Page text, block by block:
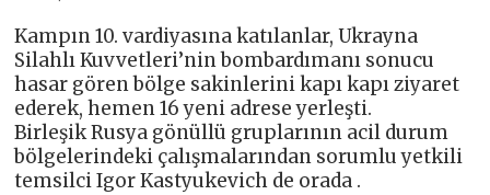
Kampın 10. vardiyasına katılanlar, Ukrayna
Silahlı Kuvvetleri’nin bombardımanı sonucu
hasar gören bölge sakinlerini kapı kapı ziyaret
ederek, hemen 16 yeni adrese yerleşti.
Birleşik Rusya gönüllü gruplarının acil durum
bölgelerindeki çalışmalarından sorumlu yetkili
temsilci Igor Kastyukevich de orada .